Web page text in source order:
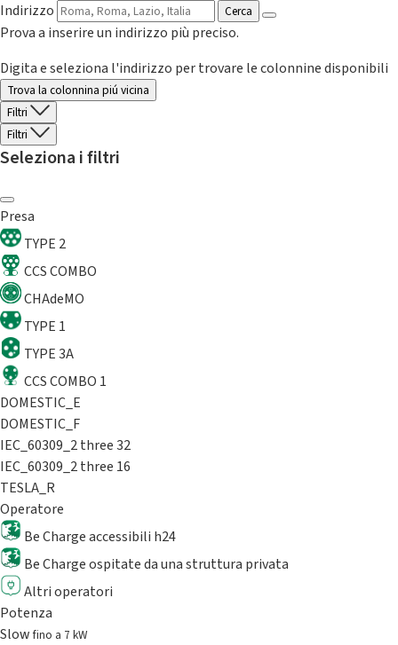
Indirizzo
Cerca
Prova a inserire un indirizzo più preciso.
Digita e seleziona l'indirizzo per trovare le colonnine disponibili
Trova la colonnina piú vicina
Filtri
Filtri
Seleziona i filtri
Presa
TYPE 2
CCS COMBO
CHAdeMO
TYPE 1
TYPE 3A
CCS COMBO 1
DOMESTIC_E
DOMESTIC_F
IEC_60309_2 three 32
IEC_60309_2 three 16
TESLA_R
Operatore
Be Charge accessibili h24
Be Charge ospitate da una struttura privata
Altri operatori
Potenza
Slowfino a 7 kW